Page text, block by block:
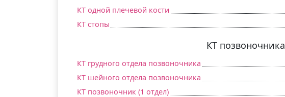
КТ одной плечевой кости
КТ стопы
КТ позвоночника
КТ грудного отдела позвоночника
КТ шейного отдела позвоночника
КТ позвоночник (1 отдел)